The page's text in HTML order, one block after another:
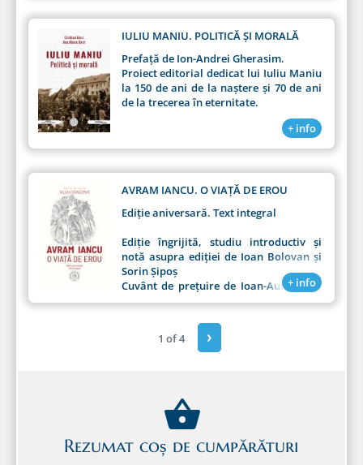
Țărănesc
3. Congresul Partidului Național
4. Campania electorală din anul 1946
IULIU MANIU. POLITICĂ ȘI MORALĂ
Prefață de Ion-Andrei Gherasim.
Proiect editorial dedicat lui Iuliu Maniu
la 150 de ani de la naștere și 70 de ani
de la trecerea în eternitate.
+ info
AVRAM IANCU. O VIAȚĂ DE EROU
Ediție aniversară. Text integral
Ediție îngrijită, studiu introductiv și
notă asupra ediției de Ioan Bolovan și
Sorin Șipoș
Cuvânt de prețuire de Ioan-Aurel Pop,
Președintele Academiei Române
+ info
1 of 4 ›
Rezumat coș de cumpărături